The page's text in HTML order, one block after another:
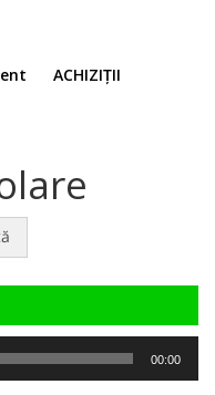
ACHIZIȚII
00:00